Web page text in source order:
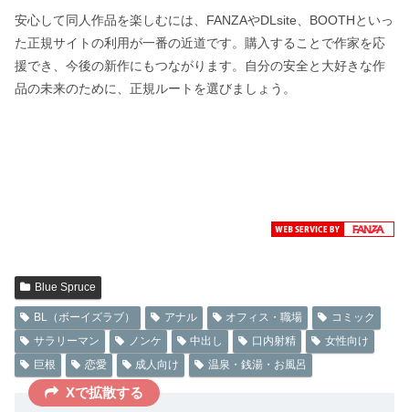
安心して同人作品を楽しむには、FANZAやDLsite、BOOTHといっ
た正規サイトの利用が一番の近道です。購入することで作家を応
援でき、今後の新作にもつながります。自分の安全と大好きな作
品の未来のために、正規ルートを選びましょう。
Blue Spruce
BL（ボーイズラブ） アナル オフィス・職場
コミック
サラリーマン
ノンケ 中出し 口内射精
女性向け
巨根
恋愛 成人向け 温泉・銭湯・お風呂
Xで拡散する